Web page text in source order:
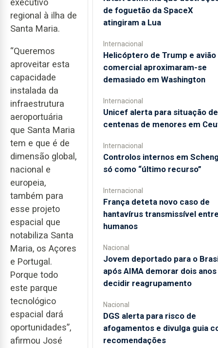
executivo
regional à ilha de
Santa Maria.
“Queremos
aproveitar esta
capacidade
instalada da
infraestrutura
aeroportuária
que Santa Maria
tem e que é de
dimensão global,
nacional e
europeia,
também para
esse projeto
espacial que
notabiliza Santa
Maria, os Açores
e Portugal.
Porque todo
este parque
tecnológico
espacial dará
oportunidades”,
afirmou José
de foguetão da SpaceX
atingiram a Lua
Internacional
Helicóptero de Trump e avião
comercial aproximaram-se
demasiado em Washington
Internacional
Unicef alerta para situação de
centenas de menores em
Internacional
Controlos internos em
só como “último recurso”
Internacional
França deteta novo caso de
hantavírus transmissível
humanos
Nacional
Jovem deportado para o
após AIMA demorar dois anos
decidir reagrupamento
Nacional
DGS alerta para risco de
afogamentos e divulga guia
recomendações